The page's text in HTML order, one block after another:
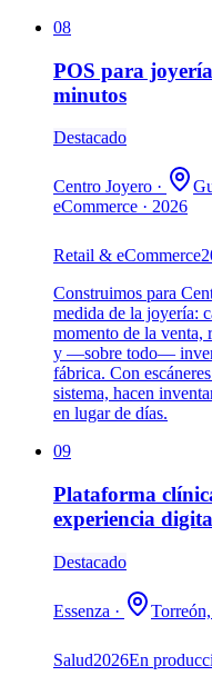
08
POS para
minutos
Destacado
Centro Joyero ·
eCommerce · 2026
Retail & eCommerce
Construimos para
medida de la joyería:
momento de la venta,
y —sobre todo—
fábrica. Con
sistema, hacen
en lugar de días.
09
Plataforma
experiencia
Destacado
Essenza ·
Salud2026En